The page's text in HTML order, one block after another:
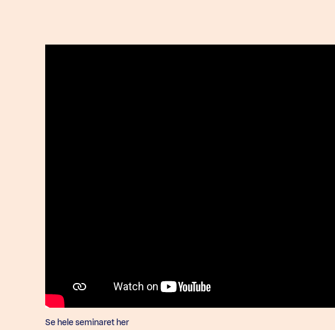
Se hele seminaret her